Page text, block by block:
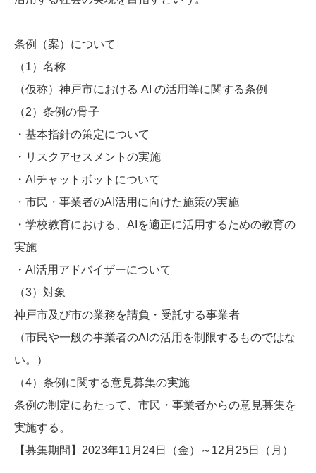
条例（案）について
（1）名称
（仮称）神戸市における AI の活用等に関する条例
（2）条例の骨子
・基本指針の策定について
・リスクアセスメントの実施
・AIチャットボットについて
・市民・事業者のAI活用に向けた施策の実施
・学校教育における、AIを適正に活用するための教育の
実施
・AI活用アドバイザーについて
（3）対象
神戸市及び市の業務を請負・受託する事業者
（市民や一般の事業者のAIの活用を制限するものではな
い。）
（4）条例に関する意見募集の実施
条例の制定にあたって、市民・事業者からの意見募集を
実施する。
【募集期間】2023年11月24日（金）～12月25日（月）